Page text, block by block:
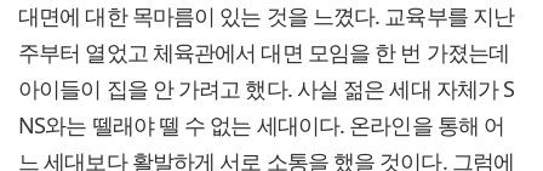
대면에 대한 목마름이 있는 것을 느꼈다. 교육부를 지난
주부터 열었고 체육관에서 대면 모임을 한 번 가졌는데
아이들이 집을 안 가려고 했다. 사실 젊은 세대 자체가 S
NS와는 뗄래야 뗄 수 없는 세대이다. 온라인을 통해 어
느 세대보다 활발하게 서로 소통을 했을 것이다. 그럼에